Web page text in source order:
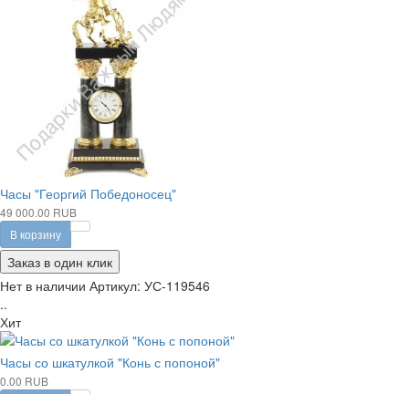
Часы "Георгий Победоносец"
49 000.00 RUB
В корзину
Заказ в один клик
Нет в наличии Артикул: УС-119546
..
Хит
Часы со шкатулкой "Конь с попоной"
0.00 RUB